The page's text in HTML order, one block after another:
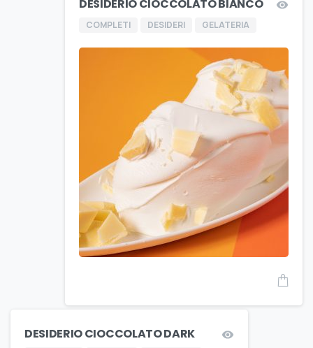
DESIDERIO CIOCCOLATO BIANCO
COMPLETI DESIDERI GELATERIA
DESIDERIO CIOCCOLATO DARK